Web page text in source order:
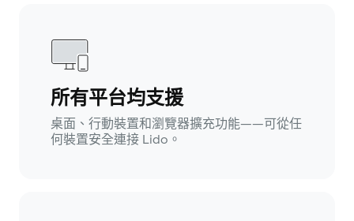
所有平台均支援
桌面、行動裝置和瀏覽器擴充功能——可從任
何裝置安全連接 Lido。